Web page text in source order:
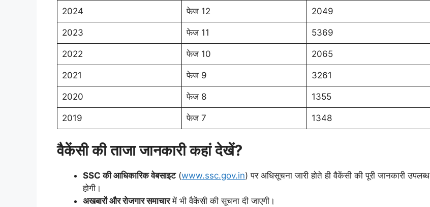
2024 फेज 12 2049
2023 फेज 11 5369
2022 फेज 10 2065
2021 फेज 9 3261
2020 फेज 8 1355
2019 फेज 7 1348
वैकेंसी की ताजा जानकारी कहां देखें?
SSC की आधिकारिक वेबसाइट(www.ssc.gov.in) पर अधिसूचना जारी होते ही वैकेंसी की पूरी जानकारी उपलब्ध
होगी।
अखबारों और रोजगार समाचारमें भी वैकेंसी की सूचना दी जाएगी।